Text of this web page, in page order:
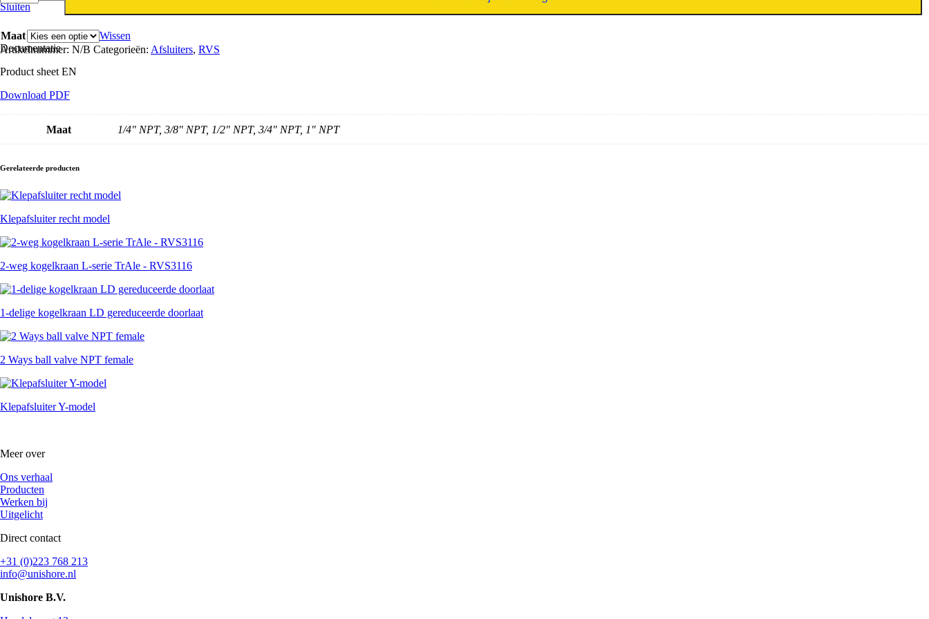
Sluiten
kogelkraan
binnendraad
TrAle
-
RVS3116
Maat
Wissen
Artikelnummer: N/B Categorieën: Afsluiters, RVS
Documentatie
Product sheet EN
Download PDF
Maat 1/4" NPT, 3/8" NPT, 1/2" NPT, 3/4" NPT, 1" NPT
Gerelateerde producten
Klepafsluiter recht model
2-weg kogelkraan L-serie TrAle - RVS3116
1-delige kogelkraan LD gereduceerde doorlaat
2 Ways ball valve NPT female
Klepafsluiter Y-model
Meer over
Ons verhaal
Producten
Werken bij
Uitgelicht
Direct contact
+31 (0)223 768 213
info@unishore.nl
Unishore B.V.